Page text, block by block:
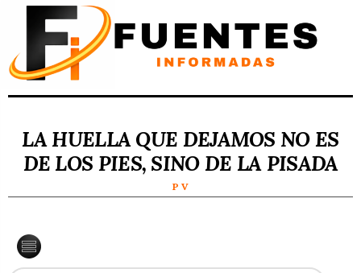
LA HUELLA QUE DEJAMOS NO ES
DE LOS PIES, SINO DE LA PISADA
P V